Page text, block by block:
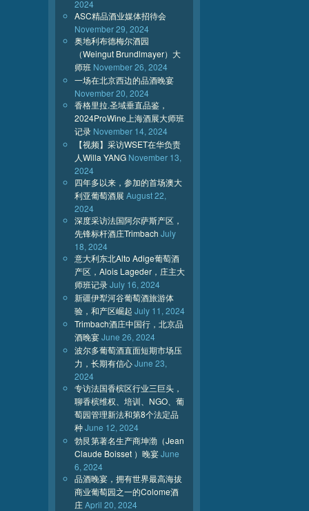
2024
ASC精品酒业媒体招待会
November 29, 2024
奥地利布德梅尔酒园
（Weingut Brundlmayer）大
师班 November 26, 2024
一场在北京西边的品酒晚宴
November 20, 2024
香格里拉.圣域垂直品鉴，
2024ProWine上海酒展大师班
记录 November 14, 2024
【视频】采访WSET在华负责
人Willa YANG November 13,
2024
四年多以来，参加的首场澳大
利亚葡萄酒展 August 22,
2024
深度采访法国阿尔萨斯产区，
先锋标杆酒庄Trimbach July
18, 2024
意大利东北Alto Adige葡萄酒
产区，Alois Lageder，庄主大
师班记录July 16, 2024
新疆伊犁河谷葡萄酒旅游体
验，和产区崛起 July 11, 2024
Trimbach酒庄中国行，北京品
酒晚宴June 26, 2024
波尔多葡萄酒直面短期市场压
力，长期有信心June 23,
2024
专访法国香槟区行业三巨头，
聊香槟维权、培训、NGO、葡
萄园管理新法和第8个法定品
种June 12, 2024
勃艮第著名生产商坤渤（Jean
Claude Boisset ）晚宴June
6, 2024
品酒晚宴，拥有世界最高海拔
商业葡萄园之一的Colome酒
庄April 20, 2024